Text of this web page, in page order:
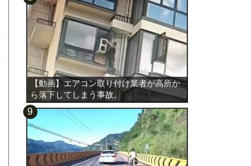
【動画】エアコン取り付け業者が高所か
ら落下してしまう事故。